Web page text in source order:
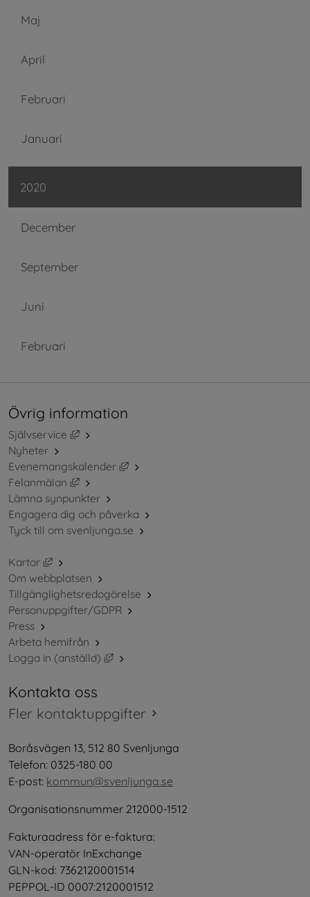
Maj
April
Februari
Januari
2020
December
September
Juni
Februari
Övrig information
Självservice
Länk till annan webbplats, öppnas i nytt fönster.
Nyheter
Evenemangskalender
Länk till annan webbplats, öppnas i
Felanmälan
Länk till annan webbplats, öppnas i nytt fönster.
Lämna synpunkter
Engagera dig och påverka
Tyck till om svenljunga.se
Kartor
Länk till annan webbplats, öppnas i nytt fönster.
Om webbplatsen
Tillgänglighetsredogörelse
Personuppgifter/GDPR
Press
Arbeta hemifrån
Logga in (anställd)
Länk till annan webbplats, öppnas i nytt
Kontakta oss
Fler kontaktuppgifter
Boråsvägen 13, 512 80 Svenljunga
Telefon: 0325-180 00
E-post: kommun@svenljunga.se
Organisationsnummer 212000-1512
Fakturaadress för e-faktura:
VAN-operatör InExchange
GLN-kod: 7362120001514
PEPPOL-ID 0007:2120001512